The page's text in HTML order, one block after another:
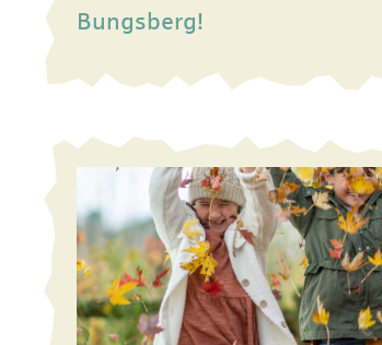
Bungsberg!